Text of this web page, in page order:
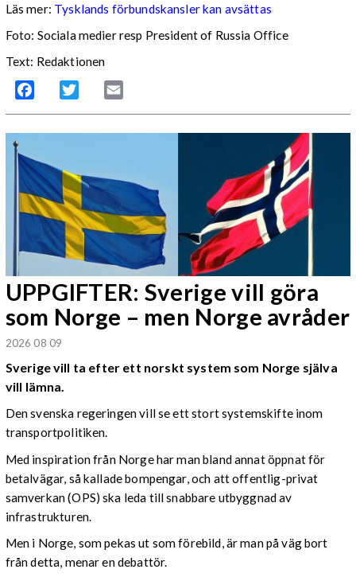
Läs mer: Tysklands förbundskansler kan avsättas
Foto: Sociala medier resp President of Russia Office
Text: Redaktionen
Facebook Twitter
UPPGIFTER: Sverige vill göra
som Norge – men Norge avråder
2026 08 09
Sverige vill ta efter ett norskt system som Norge själva
vill lämna.
Den svenska regeringen vill se ett stort systemskifte inom
transportpolitiken.
Med inspiration från Norge har man bland annat öppnat för
betalvägar, så kallade bompengar, och att offentlig-privat
samverkan (OPS) ska leda till snabbare utbyggnad av
infrastrukturen.
Men i Norge, som pekas ut som förebild, är man på väg bort
från detta, menar en debattör.